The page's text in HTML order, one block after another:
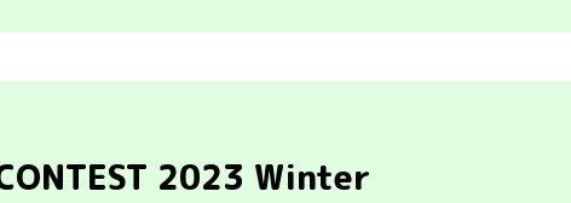
2023 Winter